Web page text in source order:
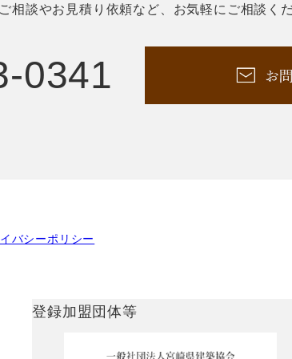
相談やお見積り依頼など、お気軽にご相談く
0341
バシーポリシー
登録加盟団体等